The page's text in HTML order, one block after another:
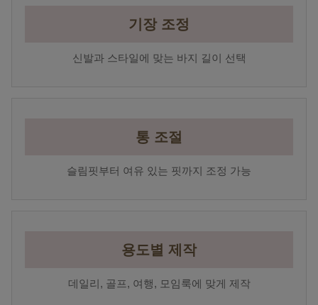
기장 조정
신발과 스타일에 맞는 바지 길이 선택
통 조절
슬림핏부터 여유 있는 핏까지 조정 가능
용도별 제작
데일리, 골프, 여행, 모임룩에 맞게 제작